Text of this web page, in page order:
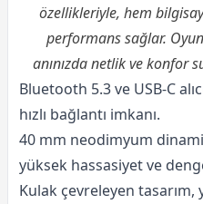
özellikleriyle, hem
performans sağlar.
anınızda netlik ve konfor
Bluetooth 5.3 ve USB-C
hızlı bağlantı imkanı.
40 mm neodimyum
yüksek hassasiyet ve
Kulak çevreleyen